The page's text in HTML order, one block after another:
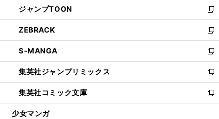
く
で
開
く
ド
ウ
で
開
く
ィ
ン
ド
ウ
で
開
く
い
ウ
ィ
ン
ド
ウ
で
開
く
ジャンプTOON
新
し
い
ウ
ィ
ン
ド
ウ
で
開
ZEBRACK
新
し
い
ウ
ィ
ン
ド
ウ
S-MANGA
新
し
い
ウ
ィ
ン
集英社ジャンプリミックス
新
し
い
ウ
集英社コミック文庫
新
し
少女マンガ